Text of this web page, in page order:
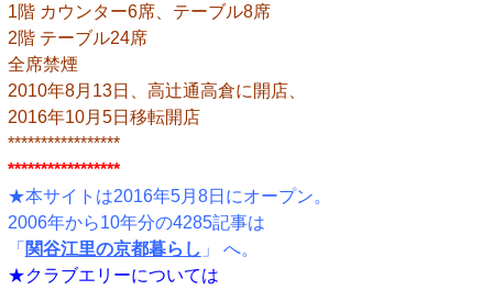
1階 カウンター6席、テーブル8席
2階 テーブル24席
全席禁煙
2010年8月13日、高辻通高倉に開店、
2016年10月5日移転開店
*****************
*****************
★本サイトは2016年5月8日にオープン。
2006年から10年分の4285記事は
「 関谷江里の京都暮らし 」 へ。
★クラブエリーについては